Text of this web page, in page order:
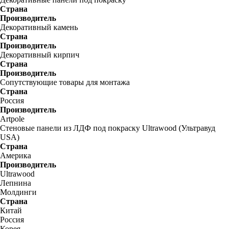
Страна
Производитель
Декоративный камень
Страна
Производитель
Декоративный кирпич
Страна
Производитель
Сопутствующие товары для монтажа
Страна
Россия
Производитель
Artpole
Стеновые панели из ЛДФ под покраску Ultrawood (Ультравуд
USA)
Страна
Америка
Производитель
Ultrawood
Лепнина
Молдинги
Страна
Китай
Россия